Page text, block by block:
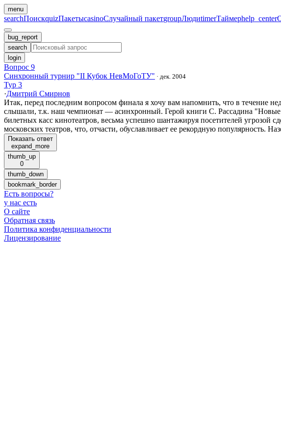
menu
searchПоискquizПакетыcasinoСлучайный пакетgroupЛюдиtimerТаймерhelp_center
bug_report
search
login
Вопрос 9
Синхронный турнир "II Кубок НевМоГоТУ" · дек. 2004
Тур 3
·Дмитрий Смирнов
Итак, перед последним вопросом финала я хочу вам напомнить, что в течение
слышали, т.к. наш чемпионат — асинхронный. Герой книги С. Рассадина "Новые
билетных касс кинотеатров, весьма успешно шантажируя посетителей угрозой
московских театров, что, отчасти, обуславливает ее рекордную популярность.
Показать ответ
expand_more
thumb_up
0
thumb_down
bookmark_border
Есть вопросы?
у нас есть
О сайте
Обратная связь
Политика конфиденциальности
Лицензирование